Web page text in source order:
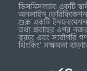
ডিসমিসল্যাব একটি
অনলাইন ভেরিফিকেশন
শুরু একটি ইনফরমেশন
তথ্য প্রবাহের ওপর
করবে এবং সর্বোপরি
থিংকিং’ সক্ষমতা